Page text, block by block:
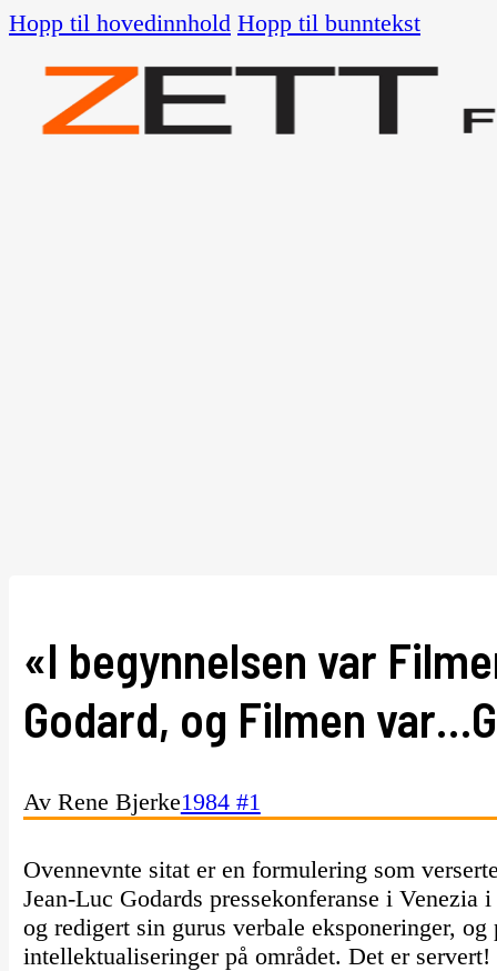
Hopp til hovedinnhold Hopp til bunntekst
«I begynnelsen var
Godard, og Filmen
Av Rene Bjerke1984 #1
Ovennevnte sitat er en formulering som
Jean-Luc Godards pressekonferanse i
og redigert sin gurus verbale eksponeringer, og
intellektualiseringer på området. Det er servert!